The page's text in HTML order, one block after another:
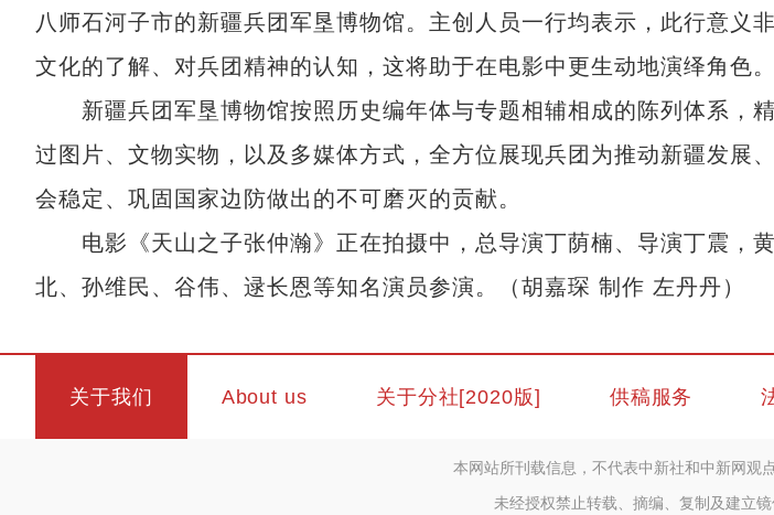
八师石河子市的新疆兵团军垦博物馆。主创人员一行均表示，此行意义
文化的了解、对兵团精神的认知，这将助于在电影中更生动地演绎角色。
新疆兵团军垦博物馆按照历史编年体与专题相辅相成的陈列体系，
过图片、文物实物，以及多媒体方式，全方位展现兵团为推动新疆发展
会稳定、巩固国家边防做出的不可磨灭的贡献。
电影《天山之子张仲瀚》正在拍摄中，总导演丁荫楠、导演丁震，
北、孙维民、谷伟、逯长恩等知名演员参演。（胡嘉琛 制作 左丹丹）
关于我们 About us 关于分社[2020版] 供稿服务
本网站所刊载信息，不代表中新社和中新网观
未经授权禁止转载、摘编、复制及建立